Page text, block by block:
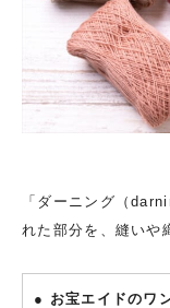
「ダーニング（
れた部分を、縫いや
● お宝エイドのワ